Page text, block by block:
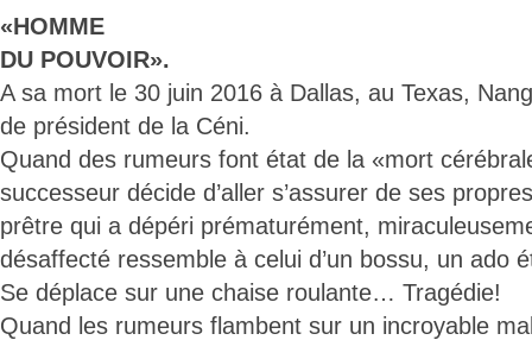
«HOMME
DU POUVOIR».
A sa mort le 30 juin 2016 à Dallas, au Texas,
de président de la Céni.
Quand des rumeurs font état de la «mort
successeur décide d’aller s’assurer de ses
prêtre qui a dépéri prématurément,
désaffecté ressemble à celui d’un bossu, un ado
Se déplace sur une chaise roulante… Tragédie!
Quand les rumeurs flambent sur un incroyable